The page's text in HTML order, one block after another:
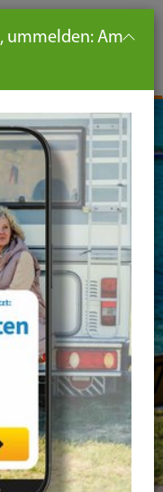
DE
ummelden: Am